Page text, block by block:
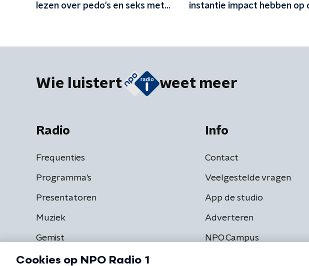
lezen over pedo's en seks met
instantie impact hebben op
Wie luistert weet meer
Radio
Frequenties
Programma's
Presentatoren
Muziek
Gemist
Info
Contact
Veelgestelde vragen
App de studio
Adverteren
NPO Campus